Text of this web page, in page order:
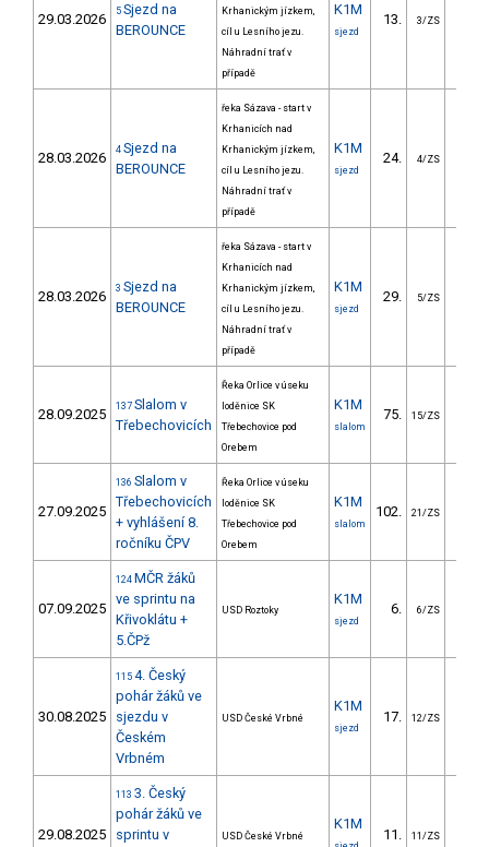
29.03.2026 5 Sjezd na
BEROUNCE
Krhanickým jízkem,
cíl u Lesního jezu.
Náhradní trať v
případě
K1M
sjezd
13. 3/ZS
28.03.2026 4 Sjezd na
BEROUNCE
řeka Sázava - start v
Krhanicích nad
Krhanickým jízkem,
cíl u Lesního jezu.
Náhradní trať v
případě
K1M
sjezd
24. 4/ZS
28.03.2026 3 Sjezd na
BEROUNCE
řeka Sázava - start v
Krhanicích nad
Krhanickým jízkem,
cíl u Lesního jezu.
Náhradní trať v
případě
K1M
sjezd
29. 5/ZS
28.09.2025 137 Slalom v
Třebechovicích
Řeka Orlice v úseku
loděnice SK
Třebechovice pod
Orebem
K1M
slalom
75. 15/ZS
27.09.2025
136 Slalom v
Třebechovicích
+ vyhlášení 8.
ročníku ČPV
Řeka Orlice v úseku
loděnice SK
Třebechovice pod
Orebem
K1M
slalom
102. 21/ZS
07.09.2025
124 MČR žáků
ve sprintu na
Křivoklátu +
5.ČPž
USD Roztoky
K1M
sjezd
6. 6/ZS
30.08.2025
115 4. Český
pohár žáků ve
sjezdu v
Českém
Vrbném
USD České Vrbné
K1M
sjezd
17. 12/ZS
29.08.2025
113 3. Český
pohár žáků ve
sprintu v
USD České Vrbné
K1M
11. 11/ZS